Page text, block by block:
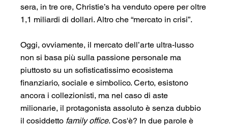
sera, in tre ore, Christie’s ha venduto opere per oltre
1,1 miliardi di dollari. Altro che “mercato in crisi”.
Oggi, ovviamente, il mercato dell’arte ultra-lusso
non si basa più sulla passione personale ma
piuttosto su un sofisticatissimo ecosistema
finanziario, sociale e simbolico. Certo, esistono
ancora i collezionisti, ma nel caso di aste
milionarie, il protagonista assoluto è senza dubbio
il cosiddetto family office. Cos'è? In due parole è